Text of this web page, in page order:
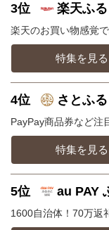
3位 楽天ふ
楽天のお買い物感覚
特集を見る
4位 さとふる
PayPay商品券など注
特集を見る
5位 au PAY
1600自治体！70万返